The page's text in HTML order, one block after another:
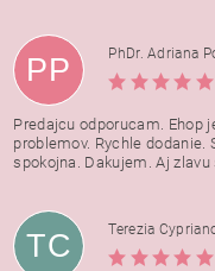
PP
PhDr. Adriana
Predajcu odporucam. Ehop
problemov. Rychle dodanie.
spokojna. Dakujem. Aj
TC
Terezia